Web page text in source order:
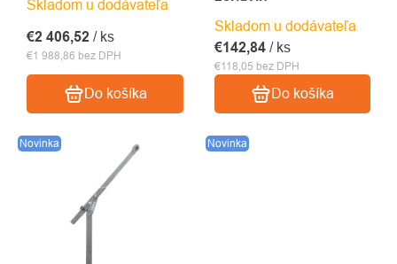
Skladom u dodávateľa
€1 988,86 bez DPH
€2 406,52 / ks
Do košíka
Skladom u dodávateľa
€118,05 bez DPH
€142,84 / ks
Do košíka
Novinka Novinka